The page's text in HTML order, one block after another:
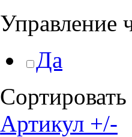
Управление
Да
Артикул +/-